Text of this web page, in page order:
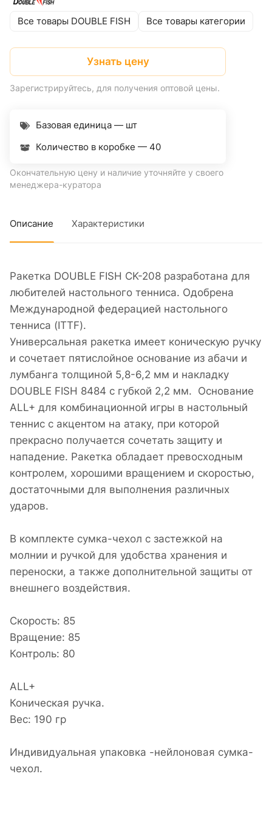
Все товары DOUBLE FISH Все товары категории
Узнать цену
Зарегистрируйтесь, для получения оптовой цены.
Базовая единица — шт
Количество в коробке — 40
Окончательную цену и наличие уточняйте у своего
менеджера-куратора
Описание Характеристики
Ракетка DOUBLE FISH CK-208 разработана для
любителей настольного тенниса. Одобрена
Международной федерацией настольного
тенниса (ITTF).
Универсальная ракетка имеет коническую ручку
и сочетает пятислойное основание из абачи и
лумбанга толщиной 5,8-6,2 мм и накладку
DOUBLE FISH 8484 с губкой 2,2 мм. Основание
ALL+ для комбинационной игры в настольный
теннис с акцентом на атаку, при которой
прекрасно получается сочетать защиту и
нападение. Ракетка обладает превосходным
контролем, хорошими вращением и скоростью,
достаточными для выполнения различных
ударов.
В комплекте сумка-чехол с застежкой на
молнии и ручкой для удобства хранения и
переноски, а также дополнительной защиты от
внешнего воздействия.
Скорость: 85
Вращение: 85
Контроль: 80
ALL+
Коническая ручка.
Вес: 190 гр
Индивидуальная упаковка -нейлоновая сумка-
чехол.